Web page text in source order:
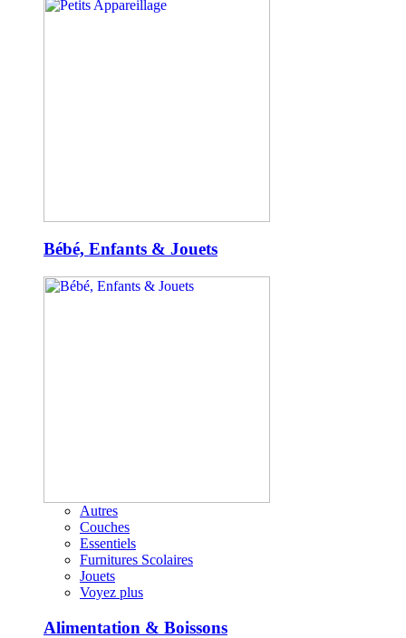
Bébé, Enfants & Jouets
Autres
Couches
Essentiels
Furnitures Scolaires
Jouets
Voyez plus
Alimentation & Boissons